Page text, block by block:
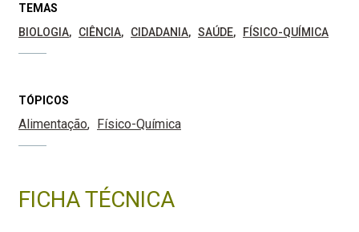
TEMAS
BIOLOGIA
CIÊNCIA CIDADANIA SAÚDE FÍSICO-QUÍMICA
TÓPICOS
Alimentação Físico-Química
FICHA TÉCNICA